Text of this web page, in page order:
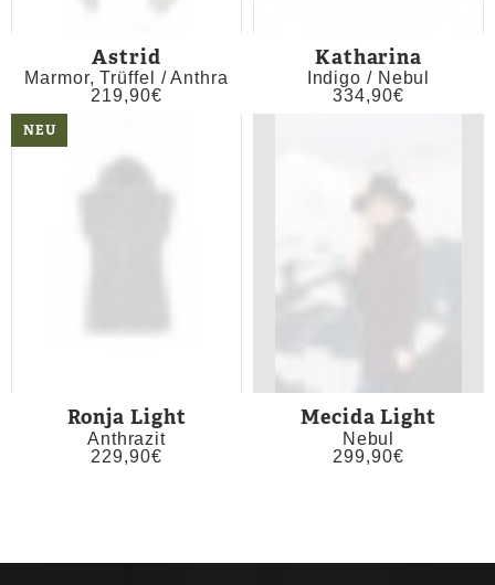
Astrid
Marmor, Trüffel / Anthra
219,90€
Katharina
Indigo / Nebul
334,90€
NEU
Ronja Light
Anthrazit
229,90€
Mecida Light
Nebul
299,90€